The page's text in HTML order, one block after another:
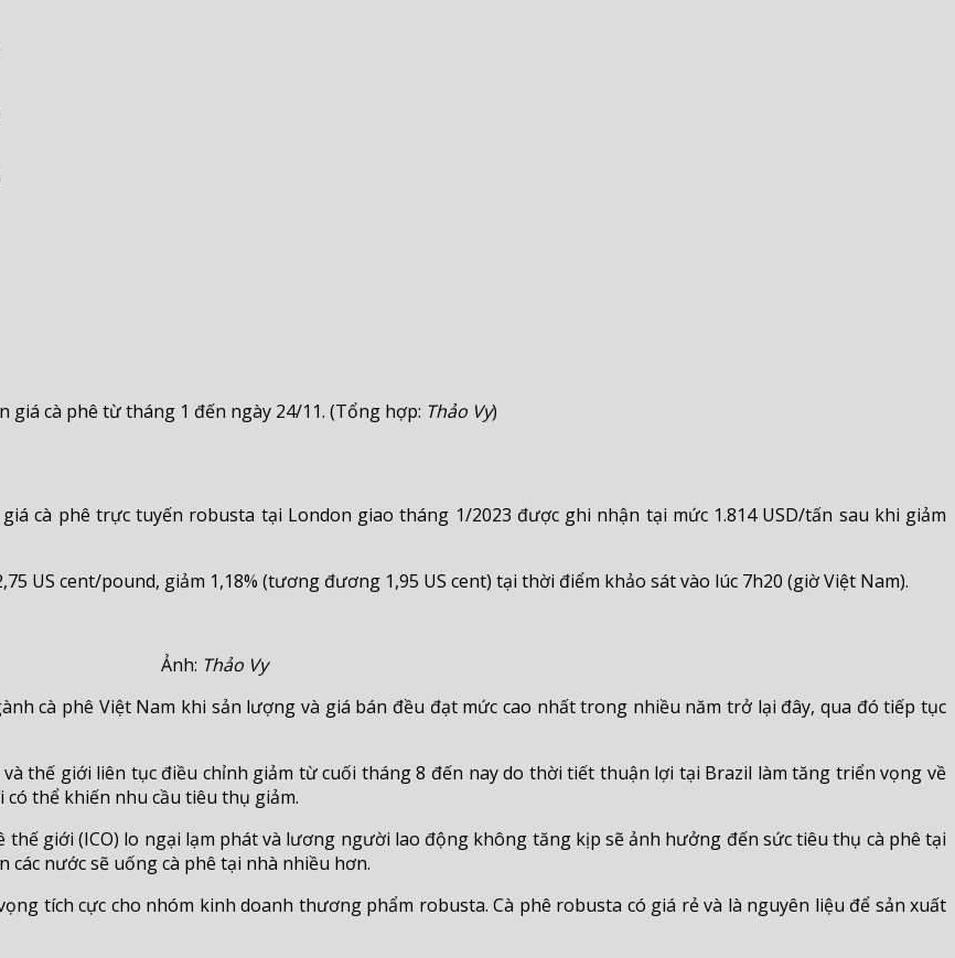
giá cà phê từ tháng 1 đến ngày 24/11. (Tổng hợp: Thảo Vy)
cà phê trực tuyến robusta tại London giao tháng 1/2023 được ghi nhận tại mức 1.814 USD/tấn sau khi giảm
US cent/pound, giảm 1,18% (tương đương 1,95 US cent) tại thời điểm khảo sát vào lúc 7h20 (giờ Việt Nam).
Ảnh: Thảo Vy
cà phê Việt Nam khi sản lượng và giá bán đều đạt mức cao nhất trong nhiều năm trở lại đây, qua đó tiếp tục
thế giới liên tục điều chỉnh giảm từ cuối tháng 8 đến nay do thời tiết thuận lợi tại Brazil làm tăng triển vọng về
thể khiến nhu cầu tiêu thụ giảm.
giới (ICO) lo ngại lạm phát và lương người lao động không tăng kịp sẽ ảnh hưởng đến sức tiêu thụ cà phê tại
các nước sẽ uống cà phê tại nhà nhiều hơn.
tích cực cho nhóm kinh doanh thương phẩm robusta. Cà phê robusta có giá rẻ và là nguyên liệu để sản xuất